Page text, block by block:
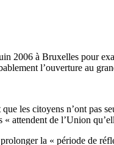
2006 à Bruxelles pour
l’ouverture au
les citoyens n’ont pas
attendent de l’Union
la « période de